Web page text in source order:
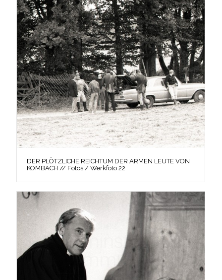
DER PLÖTZLICHE REICHTUM DER ARMEN LEUTE VON
KOMBACH // Fotos / Werkfoto 22